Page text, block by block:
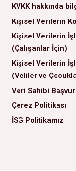
KVKK hakkında
Kişisel Verilerin
Kişisel Verilerin
(Çalışanlar İçin)
Kişisel Verilerin
(Veliler ve
Veri Sahibi
Çerez Politikası
İSG Politikamız